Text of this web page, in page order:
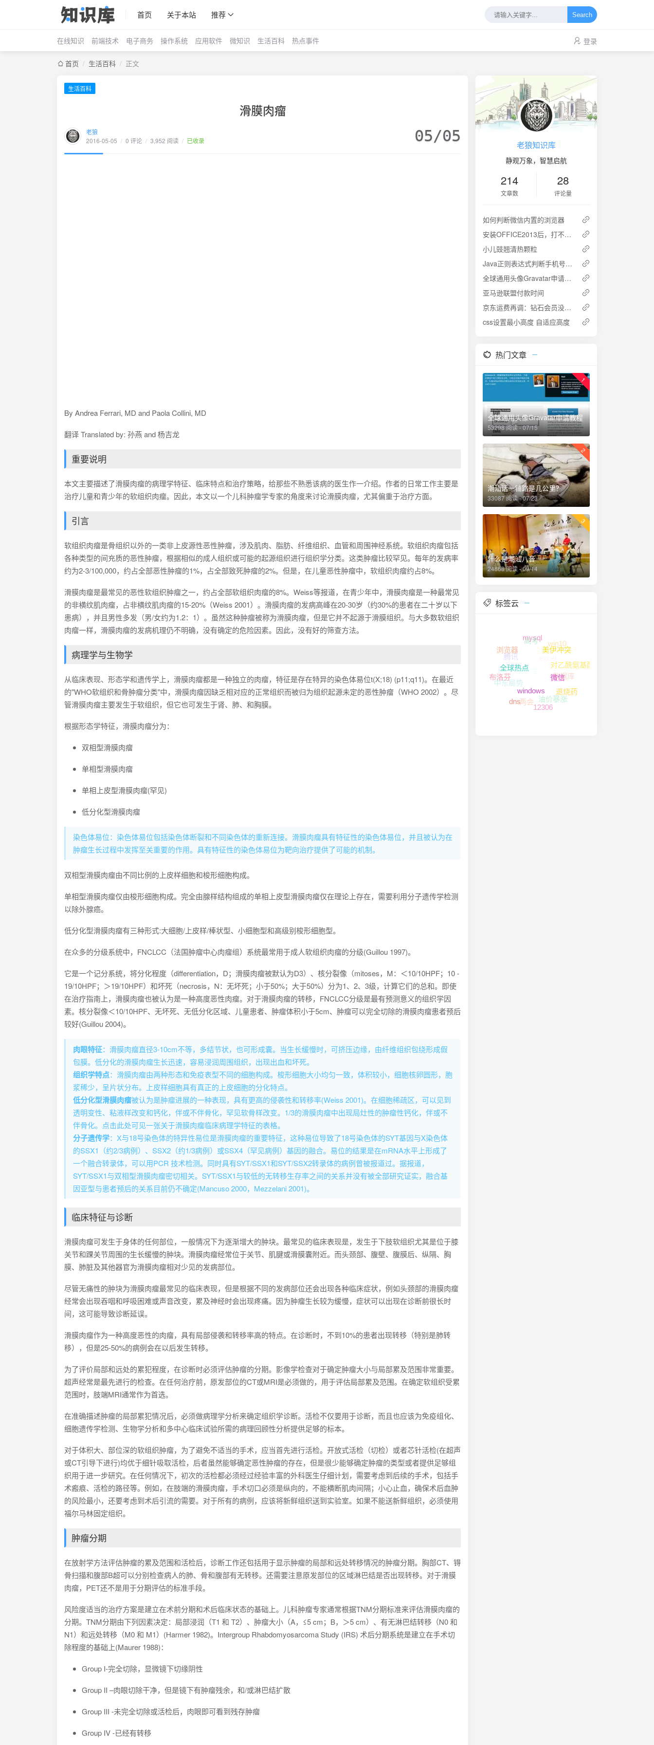
首页 关于本站 推荐 Search
在线知识 前端技术 电子商务 操作系统 应用软件 微知识 生活百科 热点事件 登录
首页 / 生活百科 / 正文
生活百科
滑膜肉瘤
老狼
2016-05-05 / 0 评论 / 3,952 阅读 / 已收录 05/05
By Andrea Ferrari, MD and Paola Collini, MD
翻译 Translated by: 孙燕 and 杨吉龙
重要说明
本文主要描述了滑膜肉瘤的病理学特征、临床特点和治疗策略，给那些不熟悉该病的医生作一介绍。作者的日常工作主要是
治疗儿童和青少年的软组织肉瘤。因此，本文以一个儿科肿瘤学专家的角度来讨论滑膜肉瘤，尤其偏重于治疗方面。
引言
软组织肉瘤是骨组织以外的一类非上皮源性恶性肿瘤，涉及肌肉、脂肪、纤维组织、血管和周围神经系统。软组织肉瘤包括
各种类型的间充质的恶性肿瘤，根据相似的成人组织或可能的起源组织进行组织学分类。这类肿瘤比较罕见。每年的发病率
约为2-3/100,000，约占全部恶性肿瘤的1%，占全部致死肿瘤的2%。但是，在儿童恶性肿瘤中，软组织肉瘤约占8%。
滑膜肉瘤是最常见的恶性软组织肿瘤之一，约占全部软组织肉瘤的8%。Weiss等报道，在青少年中，滑膜肉瘤是一种最常见
的非横纹肌肉瘤，占非横纹肌肉瘤的15-20%（Weiss 2001）。滑膜肉瘤的发病高峰在20-30岁（约30%的患者在二十岁以下
患病），并且男性多发（男/女约为1.2：1）。虽然这种肿瘤被称为滑膜肉瘤，但是它并不起源于滑膜组织。与大多数软组织
肉瘤一样，滑膜肉瘤的发病机理仍不明确，没有确定的危险因素。因此，没有好的筛查方法。
病理学与生物学
从临床表现、形态学和遗传学上，滑膜肉瘤都是一种独立的肉瘤，特征是存在特异的染色体易位t(X;18) (p11;q11)。在最近
的"WHO软组织和骨肿瘤分类"中，滑膜肉瘤因缺乏相对应的正常组织而被归为组织起源未定的恶性肿瘤（WHO 2002）。尽
管滑膜肉瘤主要发生于软组织，但它也可发生于肾、肺、和胸膜。
根据形态学特征，滑膜肉瘤分为：
双相型滑膜肉瘤
单相型滑膜肉瘤
单相上皮型滑膜肉瘤(罕见)
低分化型滑膜肉瘤
染色体易位：染色体易位包括染色体断裂和不同染色体的重新连接。滑膜肉瘤具有特征性的染色体易位，并且被认为在
肿瘤生长过程中发挥至关重要的作用。具有特征性的染色体易位为靶向治疗提供了可能的机制。
双相型滑膜肉瘤由不同比例的上皮样细胞和梭形细胞构成。
单相型滑膜肉瘤仅由梭形细胞构成。完全由腺样结构组成的单相上皮型滑膜肉瘤仅在理论上存在，需要利用分子遗传学检测
以除外腺癌。
低分化型滑膜肉瘤有三种形式:大细胞/上皮样/棒状型、小细胞型和高级别梭形细胞型。
在众多的分级系统中，FNCLCC（法国肿瘤中心肉瘤组）系统最常用于成人软组织肉瘤的分级(Guillou 1997)。
它是一个记分系统，将分化程度（differentiation，D；滑膜肉瘤被默认为D3）、核分裂像（mitoses，M：＜10/10HPF；10 -
19/10HPF；＞19/10HPF）和坏死（necrosis，N：无坏死；小于50%；大于50%）分为1、2、3级，计算它们的总和。即使
在治疗指南上，滑膜肉瘤也被认为是一种高度恶性肉瘤。对于滑膜肉瘤的转移，FNCLCC分级是最有预测意义的组织学因
素。核分裂像＜10/10HPF、无坏死、无低分化区域、儿童患者、肿瘤体积小于5cm、肿瘤可以完全切除的滑膜肉瘤患者预后
较好(Guillou 2004)。
肉眼特征：滑膜肉瘤直径3-10cm不等，多结节状，也可形成囊。当生长缓慢时，可挤压边缘，由纤维组织包绕形成假
包膜。低分化的滑膜肉瘤生长迅速，容易浸润周围组织，出现出血和坏死。
组织学特点：滑膜肉瘤由两种形态和免疫表型不同的细胞构成。梭形细胞大小均匀一致，体积较小，细胞核卵圆形，胞
浆稀少，呈片状分布。上皮样细胞具有真正的上皮细胞的分化特点。
低分化型滑膜肉瘤被认为是肿瘤进展的一种表现，具有更高的侵袭性和转移率(Weiss 2001)。在细胞稀疏区，可以见到
透明变性、粘液样改变和钙化，伴或不伴骨化，罕见软骨样改变。1/3的滑膜肉瘤中出现局灶性的肿瘤性钙化，伴或不
伴骨化。点击此处可见一张关于滑膜肉瘤临床病理学特征的表格。
分子遗传学：X与18号染色体的特异性易位是滑膜肉瘤的重要特征，这种易位导致了18号染色体的SYT基因与X染色体
的SSX1（约2/3病例）、SSX2（约1/3病例）或SSX4（罕见病例）基因的融合。易位的结果是在mRNA水平上形成了
一个融合转录体，可以用PCR 技术检测。同时具有SYT/SSX1和SYT/SSX2转录体的病例曾被报道过。据报道，
SYT/SSX1与双相型滑膜肉瘤密切相关。SYT/SSX1与较低的无转移生存率之间的关系并没有被全部研究证实，融合基
因亚型与患者预后的关系目前仍不确定(Mancuso 2000，Mezzelani 2001)。
临床特征与诊断
滑膜肉瘤可发生于身体的任何部位，一般情况下为逐渐增大的肿块。最常见的临床表现是，发生于下肢软组织尤其是位于膝
关节和踝关节周围的生长缓慢的肿块。滑膜肉瘤经常位于关节、肌腱或滑膜囊附近。而头颈部、腹壁、腹膜后、纵隔、胸
膜、肺脏及其他器官为滑膜肉瘤相对少见的发病部位。
尽管无痛性的肿块为滑膜肉瘤最常见的临床表现，但是根据不同的发病部位还会出现各种临床症状，例如头颈部的滑膜肉瘤
经常会出现吞咽和呼吸困难或声音改变，累及神经时会出现疼痛。因为肿瘤生长较为缓慢，症状可以出现在诊断前很长时
间，这可能导致诊断延误。
滑膜肉瘤作为一种高度恶性的肉瘤，具有局部侵袭和转移率高的特点。在诊断时，不到10%的患者出现转移（特别是肺转
移），但是25-50%的病例会在以后发生转移。
为了评价局部和远处的累犯程度，在诊断时必须评估肿瘤的分期。影像学检查对于确定肿瘤大小与局部累及范围非常重要。
超声经常是最先进行的检查。在任何治疗前，原发部位的CT或MRI是必须做的，用于评估局部累及范围。在确定软组织受累
范围时，肢端MRI通常作为首选。
在准确描述肿瘤的局部累犯情况后，必须做病理学分析来确定组织学诊断。活检不仅要用于诊断，而且也应该为免疫组化、
细胞遗传学检测、生物学分析和多中心临床试验所需的病理回顾性分析提供足够的标本。
对于体积大、部位深的软组织肿瘤，为了避免不适当的手术，应当首先进行活检。开放式活检（切检）或者芯针活检(在超声
或CT引导下进行)均优于细针吸取活检，后者虽然能够确定恶性肿瘤的存在，但是很少能够确定肿瘤的类型或者提供足够组
织用于进一步研究。在任何情况下，初次的活检都必须经过经验丰富的外科医生仔细计划，需要考虑到后续的手术，包括手
术瘢痕、活检的路径等。例如，在肢端的滑膜肉瘤，手术切口必须是纵向的，不能横断肌肉间隔；小心止血，确保术后血肿
的风险最小，还要考虑到术后引流的需要。对于所有的病例，应该将新鲜组织送到实验室。如果不能送新鲜组织，必须使用
福尔马林固定组织。
肿瘤分期
在放射学方法评估肿瘤的累及范围和活检后，诊断工作还包括用于显示肿瘤的局部和远处转移情况的肿瘤分期。胸部CT、锝
骨扫描和腹部B超可以分别检查病人的肺、骨和腹部有无转移。还需要注意原发部位的区域淋巴结是否出现转移。对于滑膜
肉瘤，PET还不是用于分期评估的标准手段。
风险度适当的治疗方案是建立在术前分期和术后临床状态的基础上。儿科肿瘤专家通常根据TNM分期标准来评估滑膜肉瘤的
分期。TNM分期由下列因素决定：局部浸润（T1 和 T2）、肿瘤大小（A，≤5 cm；B，＞5 cm）、有无淋巴结转移（N0 和
N1）和远处转移（M0 和 M1）(Harmer 1982)。Intergroup Rhabdomyosarcoma Study (IRS) 术后分期系统是建立在手术切
除程度的基础上(Maurer 1988)：
Group I-完全切除，显微镜下切缘阴性
Group II –肉眼切除干净，但是镜下有肿瘤残余，和/或淋巴结扩散
Group III -未完全切除或活检后，肉眼即可看到残存肿瘤
Group IV -已经有转移
老狼知识库
静观万象，智慧启航
214
文章数
28
评论量
如何判断微信内置的浏览器
安装OFFICE2013后，打不开文件的处理
小儿豉翘清热颗粒
Java正则表达式判断手机号码【2014版】
全球通用头像Gravatar申请教程
亚马逊联盟付款时间
京东运费再调：钻石会员没了特权 开收续重运费
css设置最小高度 自适应高度
热门文章
1
全球通用头像Gravatar申请教程
53298 阅读 - 07/15
2
潮汕话一铺路是几公里？
33087 阅读 - 07/23
3
什么是潮汕八音
24868 阅读 - 09/14
标签云
全球热点
windows
微信
美伊冲突
mysql
浏览器
布洛芬
dns 12306
退烧药
对乙酰氨基酚
win10
高考
腾讯
中东局势
两会
油价暴涨
数据库
excel
支付宝